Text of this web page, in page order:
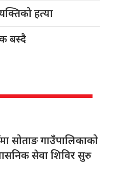
हत्या
बस्दै
सोताङ गाउँपालिकाको
सेवा शिविर सुरु